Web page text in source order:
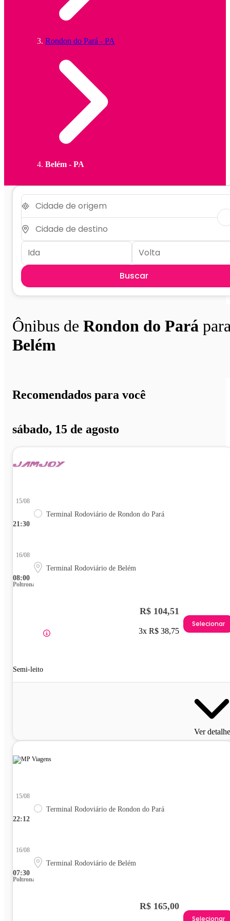
Rondon do Pará - PA
Belém - PA
Buscar
Ônibus de Rondon do Pará
Belém
Recomendados para você
sábado, 15 de agosto
21:30
15/08
Terminal Rodoviário de Rondon do Pará
08:00
16/08
Terminal Rodoviário de Belém
Poltrona
Semi-leito
R$ 104,51
3x R$ 38,75
Selecionar
Ver
22:12
15/08
Terminal Rodoviário de Rondon do Pará
07:30
16/08
Terminal Rodoviário de Belém
Poltrona
R$ 165,00
Selecionar